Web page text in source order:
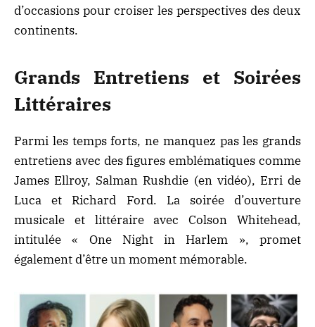
d’occasions pour croiser les perspectives des deux
continents.
Grands Entretiens et Soirées
Littéraires
Parmi les temps forts, ne manquez pas les grands
entretiens avec des figures emblématiques comme
James Ellroy, Salman Rushdie (en vidéo), Erri de
Luca et Richard Ford. La soirée d’ouverture
musicale et littéraire avec Colson Whitehead,
intitulée « One Night in Harlem », promet
également d’être un moment mémorable.